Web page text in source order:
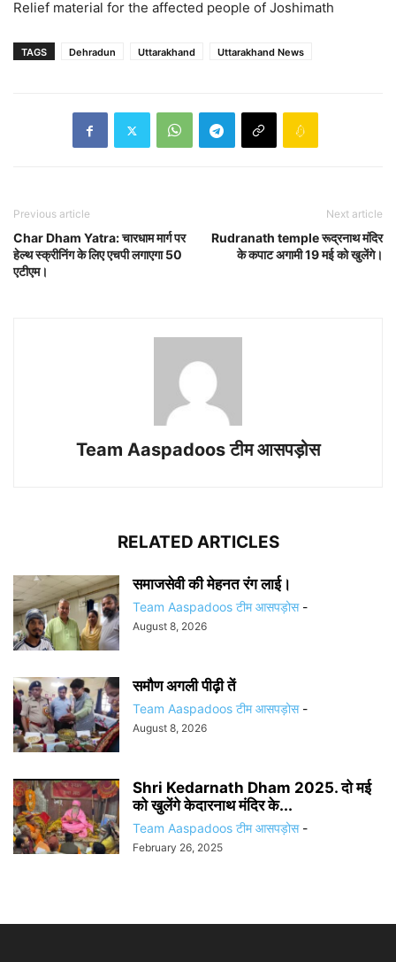
Relief material for the affected people of Joshimath
TAGS Dehradun Uttarakhand Uttarakhand News
Previous article
Char Dham Yatra: चारधाम मार्ग पर
हेल्थ स्क्रीनिंग के लिए एचपी लगाएगा 50
एटीएम।
Next article
Rudranath temple रूद्रनाथ मंदिर
के कपाट अगामी 19 मई को खुलेंगे।
Team Aaspadoos टीम आसपड़ोस
RELATED ARTICLES
समाजसेवी की मेहनत रंग लाई।
Team Aaspadoos टीम आसपड़ोस -
August 8, 2026
समौण अगली पीढ़ी तें
Team Aaspadoos टीम आसपड़ोस -
August 8, 2026
Shri Kedarnath Dham 2025. दो मई
को खुलेंगे केदारनाथ मंदिर के...
Team Aaspadoos टीम आसपड़ोस -
February 26, 2025